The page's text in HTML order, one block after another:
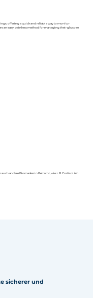
offering a quick and reliable way to monitor
an easy, painless method for managing their glucose
andere Biomarker in Betracht, wie z. B. Cortisol im
sicherer und